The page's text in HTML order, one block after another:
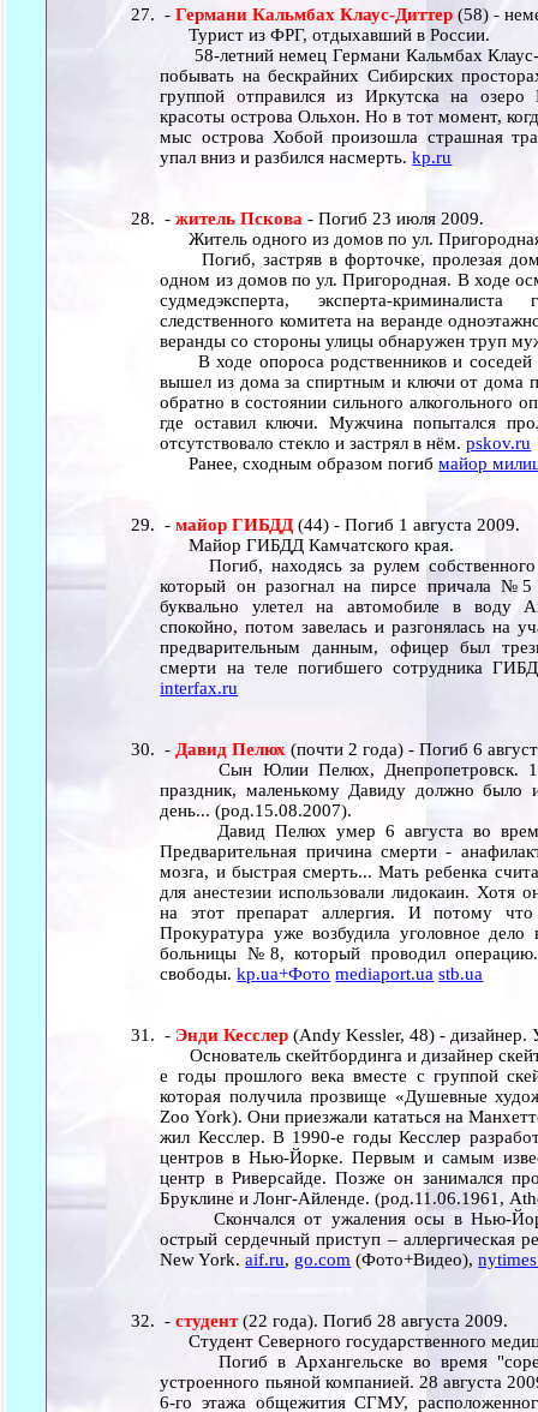
-Германи Кальмбах Клаус-Диттер(58) -
Турист из ФРГ, отдыхавший в России.
58-летний немец Германи Кальмбах
побывать на бескрайних Сибирских
группой отправился из Иркутска на
красоты острова Ольхон. Но в тот момент,
мыс острова Хобой произошла страшная
упал вниз и разбился насмерть.kp.ru
-житель Пскова- Погиб 23 июля 2009.
Житель одного из домов по ул.
Погиб, застряв в форточке, пролезая
одном из домов по ул. Пригородная. В ходе
судмедэксперта, эксперта-
следственного комитета на веранде
веранды со стороны улицы обнаружен труп
В ходе опороса родственников и соседей
вышел из дома за спиртным и ключи от дома
обратно в состоянии сильного алкогольного
где оставил ключи. Мужчина попытался
отсутствовало стекло и застрял в нём.pskov.ru
Ранее, сходным образом погибмайор
-майор ГИБДД(44) - Погиб 1 августа 2009.
Майор ГИБДД Камчатского края.
Погиб, находясь за рулем собственного
который он разогнал на пирсе причала №5
буквально улетел на автомобиле в воду
спокойно, потом завелась и разгонялась на
предварительным данным, офицер был
смерти на теле погибшего сотрудника
interfax.ru
- Давид Пелюх(почти 2 года) - Погиб 6
Сын Юлии Пелюх, Днепропетровск. 15
праздник, маленькому Давиду должно было
день... (род.15.08.2007).
Давид Пелюх умер 6 августа во время
Предварительная причина смерти -
мозга, и быстрая смерть... Мать ребенка
для анестезии использовали лидокаин. Хотя
на этот препарат аллергия. И потому
Прокуратура уже возбудила уголовное дело
больницы №8, который проводил
свободы.kp.ua+Фото mediaport.ua stb.ua
- Энди Кесслер(Andy Kessler, 48) - дизайнер.
Основатель скейтбординга и дизайнер
е годы прошлого века вместе с группой
которая получила прозвище «Душевные
Zoo York). Они приезжали кататься на
жил Кесслер. В 1990-е годы Кесслер
центров в Нью-Йорке. Первым и самым
центр в Риверсайде. Позже он занимался
Бруклине и Лонг-Айленде. (род.11.06.1961,
Скончался от ужаления осы в Нью-
острый сердечный приступ – аллергическая
New York.aif.ru,go.com (Фото+Видео),
-студент(22 года). Погиб 28 августа 2009.
Студент Северного государственного
Погиб в Архангельске во время
устроенного пьяной компанией. 28 августа
6-го этажа общежития СГМУ,